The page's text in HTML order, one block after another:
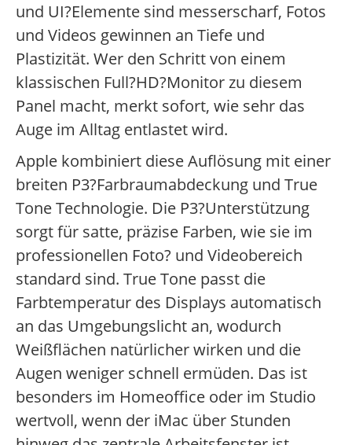
und UI?Elemente sind messerscharf, Fotos
und Videos gewinnen an Tiefe und
Plastizität. Wer den Schritt von einem
klassischen Full?HD?Monitor zu diesem
Panel macht, merkt sofort, wie sehr das
Auge im Alltag entlastet wird.
Apple kombiniert diese Auflösung mit einer
breiten P3?Farbraumabdeckung und True
Tone Technologie. Die P3?Unterstützung
sorgt für satte, präzise Farben, wie sie im
professionellen Foto? und Videobereich
standard sind. True Tone passt die
Farbtemperatur des Displays automatisch
an das Umgebungslicht an, wodurch
Weißflächen natürlicher wirken und die
Augen weniger schnell ermüden. Das ist
besonders im Homeoffice oder im Studio
wertvoll, wenn der iMac über Stunden